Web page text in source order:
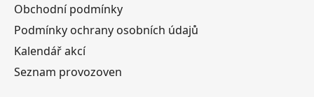
Obchodní podmínky
Podmínky ochrany osobních údajů
Kalendář akcí
Seznam provozoven